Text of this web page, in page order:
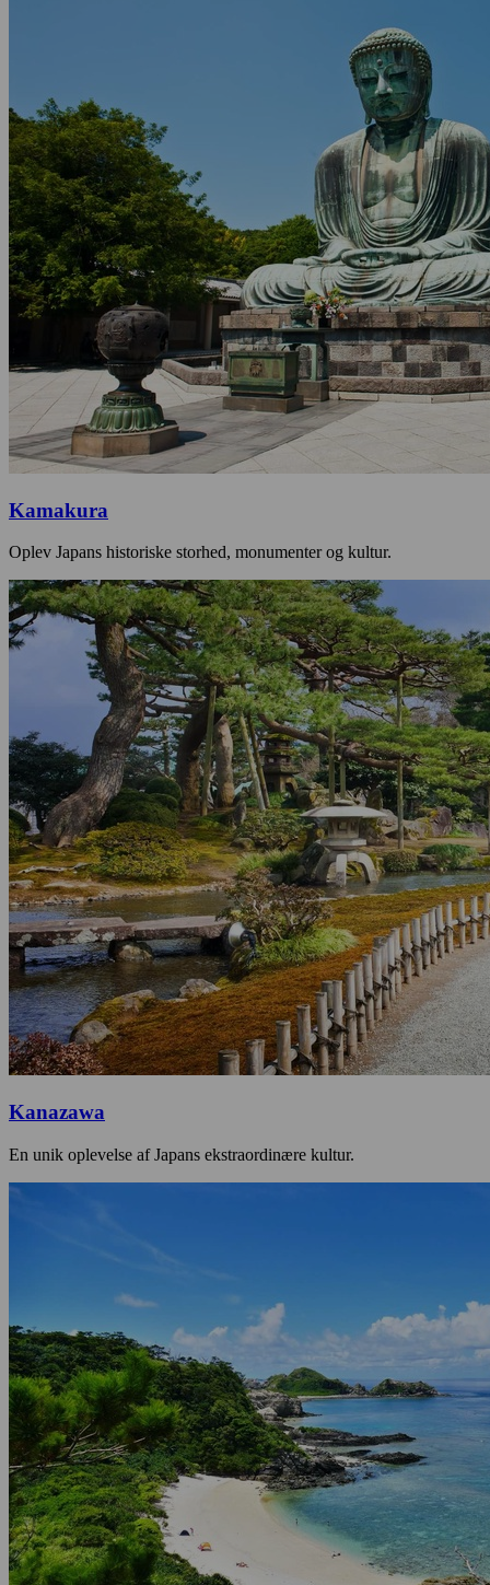
Kamakura
Oplev Japans historiske storhed, monumenter og kultur.
Kanazawa
En unik oplevelse af Japans ekstraordinære kultur.